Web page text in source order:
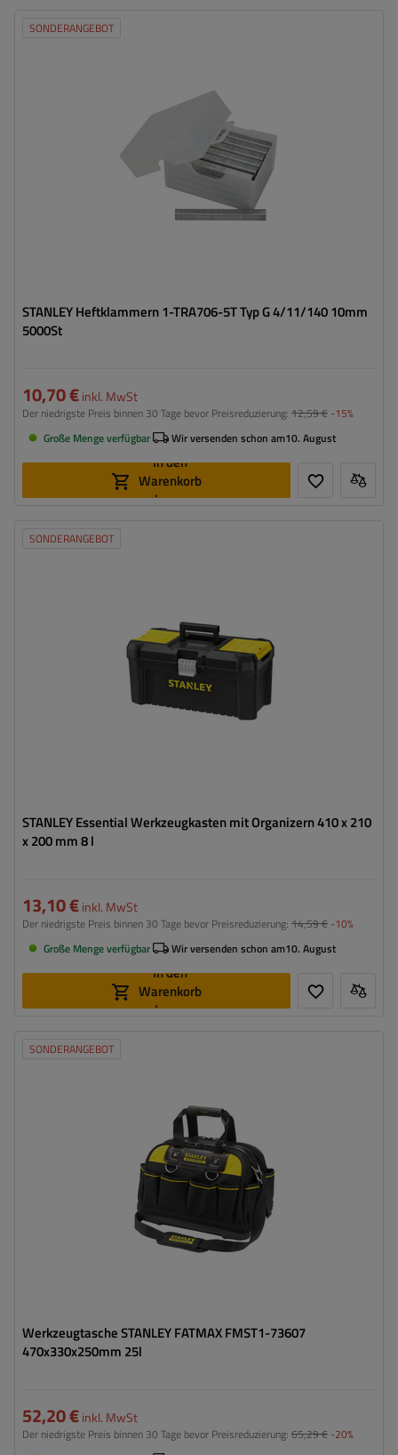
SONDERANGEBOT
STANLEY Heftklammern 1-TRA706-5T Typ G 4/11/140 10mm
5000St
10,70 €inkl. MwSt
Der niedrigste Preis binnen 30 Tage bevor Preisreduzierung: 12,59 € -15%
Große Menge verfügbar
Wir versenden schon am10. August
In den
Warenkorb
legen
SONDERANGEBOT
STANLEY Essential Werkzeugkasten mit Organizern 410 x 210
x 200 mm 8 l
13,10 €inkl. MwSt
Der niedrigste Preis binnen 30 Tage bevor Preisreduzierung: 14,59 € -10%
Große Menge verfügbar
Wir versenden schon am10. August
In den
Warenkorb
legen
SONDERANGEBOT
Werkzeugtasche STANLEY FATMAX FMST1-73607
470x330x250mm 25l
52,20 €inkl. MwSt
Der niedrigste Preis binnen 30 Tage bevor Preisreduzierung: 65,29 € -20%